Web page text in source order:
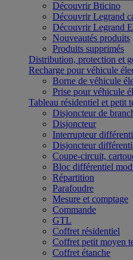
Découvrir Bticino
Découvrir Legrand
Découvrir Legrand
Nouveautés produits
Produits supprimés
Distribution, protection et
Recharge pour véhicule
Borne de véhicule
Prise pour véhicule
Tableau résidentiel et petit
Disjoncteur de
Disjoncteur
Interrupteur
Disjoncteur
Coupe-circuit,
Bloc différentiel
Répartition
Parafoudre
Mesure et comptage
Commande
GTL
Coffret résidentiel
Coffret petit moyen
Coffret étanche